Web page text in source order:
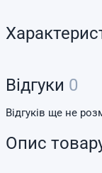
Відгуки 0
Відгуків ще не
Опис